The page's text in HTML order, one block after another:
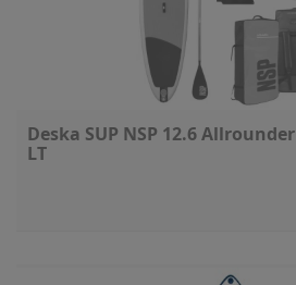
Deska SUP NSP 12.6 Allrounder
LT